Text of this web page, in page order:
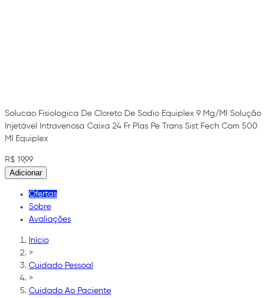
Solucao Fisiologica De Cloreto De Sodio Equiplex 9 Mg/Ml Solução
Injetável Intravenosa Caixa 24 Fr Plas Pe Trans Sist Fech Com 500
Ml Equiplex
R$ 19,99
Adicionar
Ofertas
Sobre
Avaliações
Início
>
Cuidado Pessoal
>
Cuidado Ao Paciente